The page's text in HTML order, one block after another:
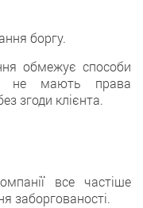
боргу.
обмежує способи
не мають права
згоди клієнта.
все частіше
заборгованості.